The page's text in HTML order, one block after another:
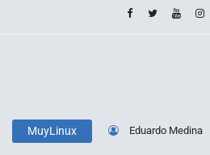
MuyLinux Eduardo Medina